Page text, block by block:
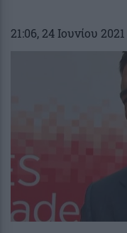
21:06, 24 Ιουνίου 2021